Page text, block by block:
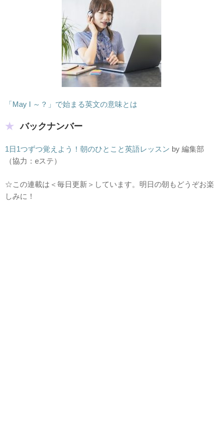
「May I ～？」で始まる英文の意味とは
バックナンバー
1日1つずつ覚えよう！朝のひとこと英語レッスン by 編集部
（協力：eステ）
☆この連載は＜毎日更新＞しています。明日の朝もどうぞお楽
しみに！